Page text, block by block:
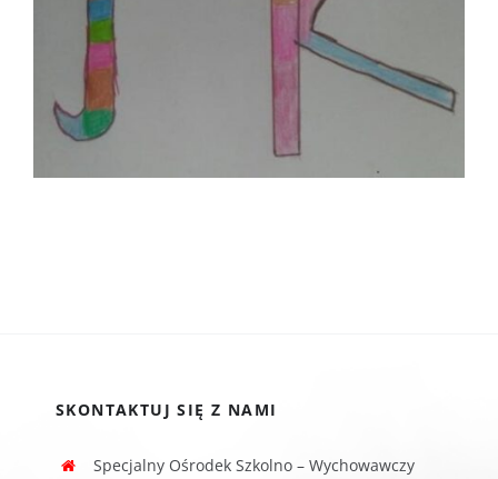
SKONTAKTUJ SIĘ Z NAMI
Specjalny Ośrodek Szkolno – Wychowawczy